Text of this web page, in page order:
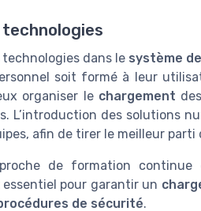
dans le système
soit formé à leur
organiser le chargement des
L’introduction des solutions
afin de tirer le meilleur parti
de formation
pour garantir un
de sécurité.